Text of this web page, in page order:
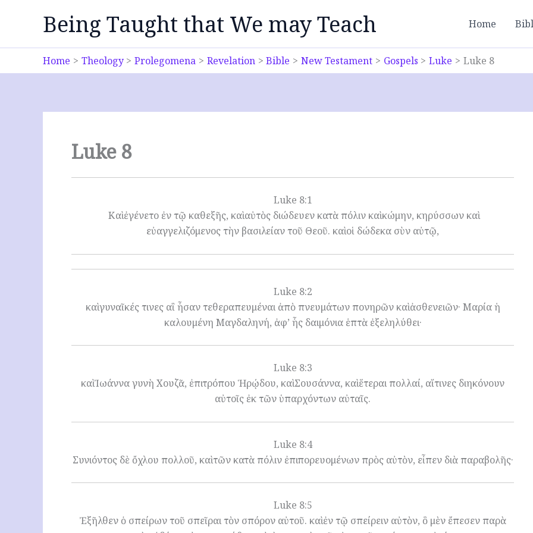
Being Taught that We may Teach Home
Home Theology Prolegomena Revelation Bible New Testament Gospels Luke Luke 8
Luke 8
Luke 8:1
Καὶ ἐγένετο ἐν τῷ καθεξῆς, καὶ αὐτὸς διώδευεν κατὰ πόλιν καὶ κώμην, κηρύσσων καὶ
εὐαγγελιζόμενος τὴν βασιλείαν τοῦ Θεοῦ. καὶ οἱ δώδεκα σὺν αὐτῷ,
Luke 8:2
καὶ γυναῖκές τινες αἳ ἦσαν τεθεραπευμέναι ἀπὸ πνευμάτων πονηρῶν καὶ ἀσθενειῶν· Μαρία ἡ
καλουμένη Μαγδαληνή, ἀφ’ ἧς δαιμόνια ἑπτὰ ἐξεληλύθει·
Luke 8:3
καὶ Ἰωάννα γυνὴ Χουζᾶ, ἐπιτρόπου Ἡρῴδου, καὶ Σουσάννα, καὶ ἕτεραι πολλαί, αἵτινες διηκόνουν
αὐτοῖς ἐκ τῶν ὑπαρχόντων αὐταῖς.
Luke 8:4
Συνιόντος δὲ ὄχλου πολλοῦ, καὶ τῶν κατὰ πόλιν ἐπιπορευομένων πρὸς αὐτὸν, εἶπεν διὰ παραβολῆς·
Luke 8:5
Ἐξῆλθεν ὁ σπείρων τοῦ σπεῖραι τὸν σπόρον αὐτοῦ. καὶ ἐν τῷ σπείρειν αὐτὸν, ὃ μὲν ἔπεσεν παρὰ